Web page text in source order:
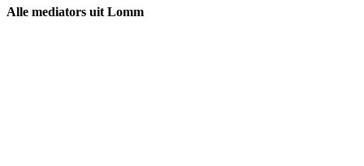
Alle mediators uit Lomm